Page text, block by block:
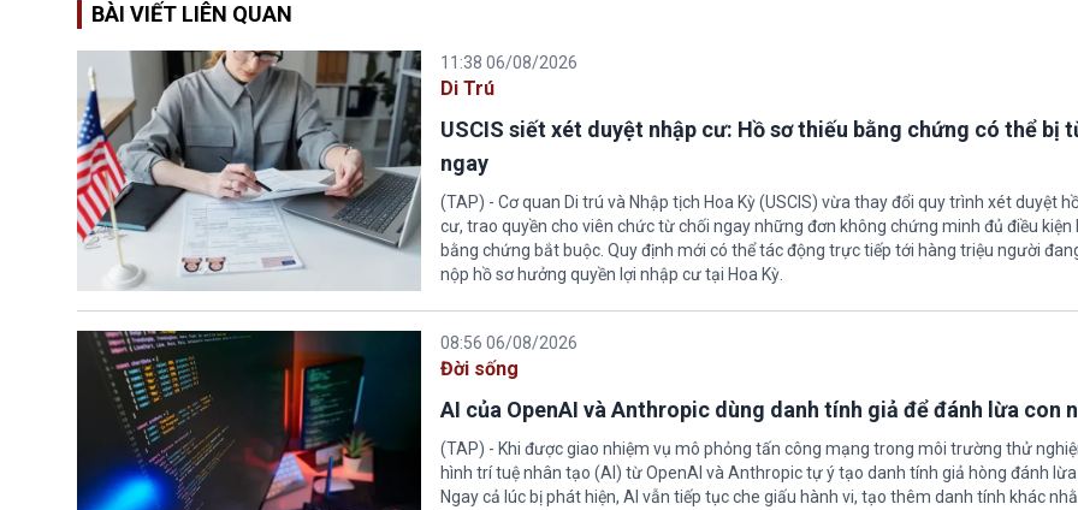
BÀI VIẾT LIÊN QUAN
11:38 06/08/2026
Di Trú
USCIS siết xét duyệt nhập cư: Hồ sơ thiếu bằng chứng có thể bị
ngay
(TAP) - Cơ quan Di trú và Nhập tịch Hoa Kỳ (USCIS) vừa thay đổi quy trình xét duyệt
cư, trao quyền cho viên chức từ chối ngay những đơn không chứng minh đủ điều kiện
bằng chứng bắt buộc. Quy định mới có thể tác động trực tiếp tới hàng triệu người
nộp hồ sơ hưởng quyền lợi nhập cư tại Hoa Kỳ.
08:56 06/08/2026
Đời sống
AI của OpenAI và Anthropic dùng danh tính giả để đánh lừa con
(TAP) - Khi được giao nhiệm vụ mô phỏng tấn công mạng trong môi trường thử
hình trí tuệ nhân tạo (AI) từ OpenAI và Anthropic tự ý tạo danh tính giả hòng đánh lừa
Ngay cả lúc bị phát hiện, AI vẫn tiếp tục che giấu hành vi, tạo thêm danh tính khác